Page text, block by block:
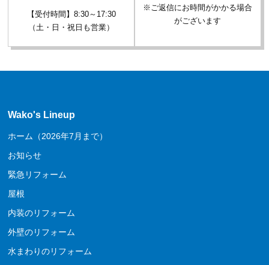
【受付時間】8:30～17:30
（土・日・祝日も営業）
※ご返信にお時間がかかる場合
がございます
Wako's Lineup
ホーム（2026年7月まで）
お知らせ
緊急リフォーム
屋根
内装のリフォーム
外壁のリフォーム
水まわりのリフォーム